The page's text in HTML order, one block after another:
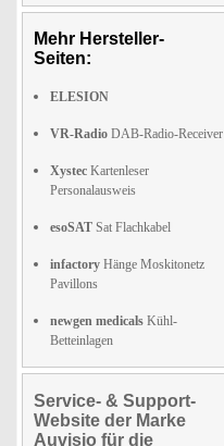
Mehr Hersteller-
Seiten:
ELESION
VR-Radio DAB-Radio-Receiver
Xystec Kartenleser
Personalausweis
esoSAT Sat Flachkabel
infactory Hänge Moskitonetz
Pavillons
newgen medicals Kühl-
Betteinlagen
Service- & Support-
Website der Marke
Auvisio für die